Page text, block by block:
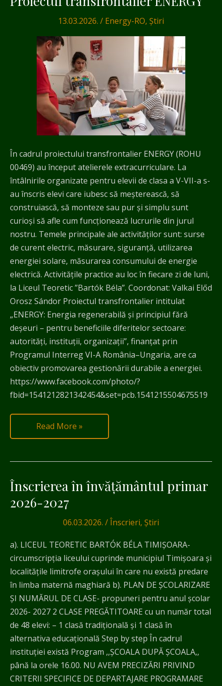
13.03.2026. / Energy-RO, Știri
În cadrul proiectului transfrontalier ENERGY (ROHU
00469) au început atelierele extracurriculare. La
întâlnirile organizate pentru elevii de clasa a V-VII-a s-
au înscris elevi care iubesc să meșterească, să
construiască, să monteze sau pur și simplu sunt
curioși să afle cum funcționează lucrurile din jurul
nostru. Temele principale ale activităților sunt: surse
de curent electric, măsurare, siguranță, utilizarea
energiei solare, măsurarea consumului de energie
electrică. Activitățile practice au loc în fiecare zi de luni,
la Liceul Teoretic ”Bartók Béla”. Coordonat: Valkai Előd
Orosz Sándor Proiectul transfrontalier intitulat
„ENERGY: Energia regenerabilă și principiul fără
deșeuri – pentru beneficiile diferitelor sectoare:
autorități, instituții, organizații”, finanțat prin
Programul Interreg VI-A România–Ungaria, are ca
obiectiv promovarea gestionării durabile a energiei.
https://www.facebook.com/photo/?
fbid=1541212821342454&set=pcb.1541215504675519
ENERGY
Read More »
Înscrierea în învățământul primar
2026-2027
06.03.2026. /Înscrieri, Știri
a). LICEUL TEORETIC BARTÓK BÉLA TIMIŞOARA-
circumscripţia liceului cuprinde municipiul Timişoara şi
localităţile limitrofe oraşului în care nu există predare
în limba maternă maghiară b). PLAN DE ŞCOLARIZARE
ŞI NUMĂRUL DE CLASE- propuneri pentru anul şcolar
2026- 2027 2 CLASE PREGĂTITOARE cu un număr total
de 48 elevi: – 1 clasă tradiţională și 1 clasă în
alternativa educațională Step by step În cadrul
instituției există Program ,,ȘCOALA DUPĂ ȘCOALA,,
până la orele 16.00. NU AVEM PRECIZĂRI PRIVIND
CRITERII SPECIFICE DE DEPARTAJARE PROGRAMARE
Înscrierea
învățământul
2027